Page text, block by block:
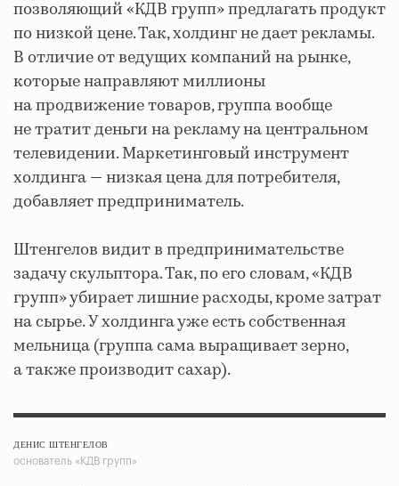
позволяющий «КДВ групп» предлагать продукт
по низкой цене. Так, холдинг не дает рекламы.
В отличие от ведущих компаний на рынке,
которые направляют миллионы
на продвижение товаров, группа вообще
не тратит деньги на рекламу на центральном
телевидении. Маркетинговый инструмент
холдинга — низкая цена для потребителя,
добавляет предприниматель.
Штенгелов видит в предпринимательстве
задачу скульптора. Так, по его словам, «КДВ
групп» убирает лишние расходы, кроме затрат
на сырье. У холдинга уже есть собственная
мельница (группа сама выращивает зерно,
а также производит сахар).
ДЕНИС ШТЕНГЕЛОВ
основатель «КДВ групп»